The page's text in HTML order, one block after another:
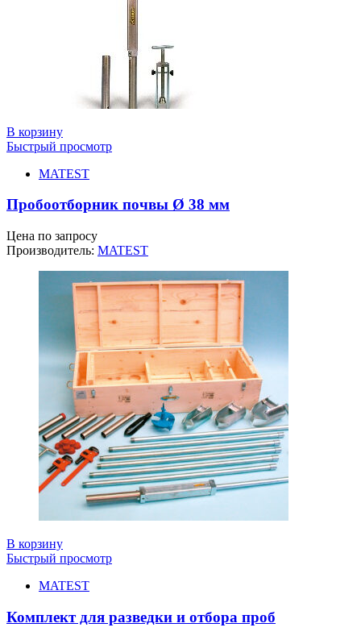
В корзину
Быстрый просмотр
MATEST
Пробоотборник почвы Ø 38 мм
Цена по запросу
Производитель: MATEST
В корзину
Быстрый просмотр
MATEST
Комплект для разведки и отбора проб